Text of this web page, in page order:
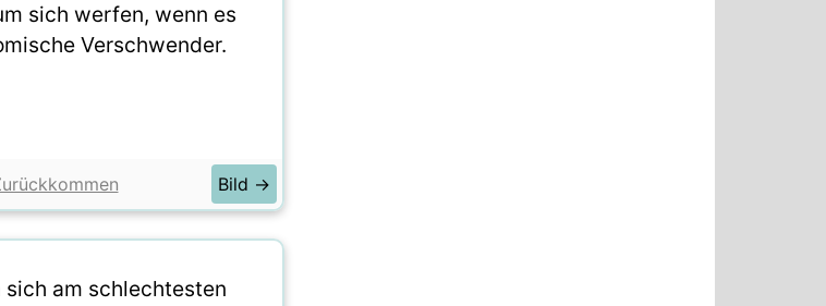
sich werfen, wenn es
Verschwender.
Bild →
am schlechtesten